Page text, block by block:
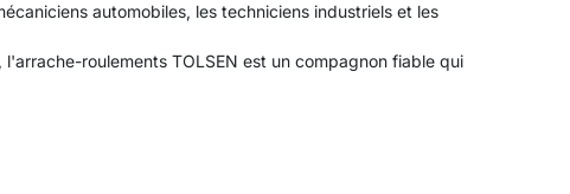
automobiles, les techniciens industriels et les
roulements TOLSEN est un compagnon fiable qui